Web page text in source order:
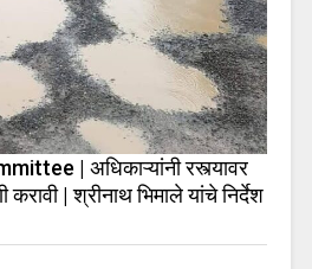
| अधिकाऱ्यांनी रस्त्यावर
| श्रीनाथ भिमाले यांचे निर्देश